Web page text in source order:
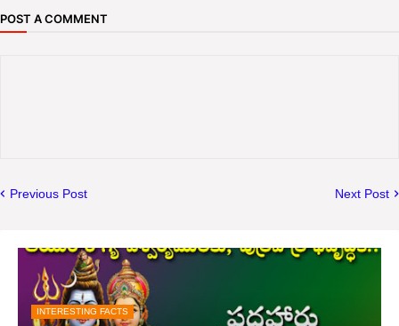
POST A COMMENT
Previous Post Next Post
INTERESTING FACTS